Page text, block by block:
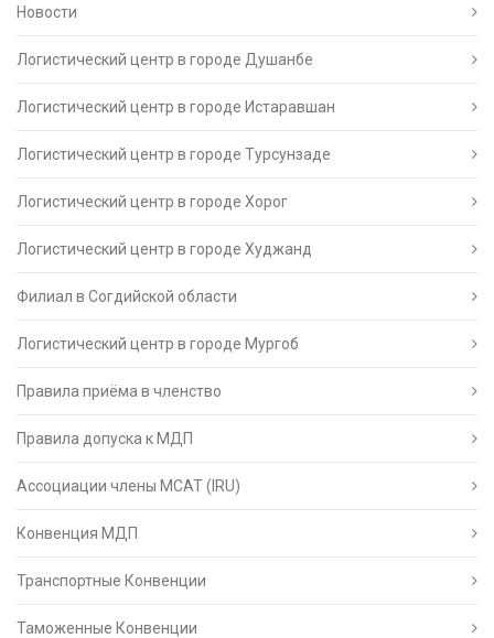
Новости
Логистический центр в городе Душанбе
Логистический центр в городе Истаравшан
Логистический центр в городе Турсунзаде
Логистический центр в городе Хорог
Логистический центр в городе Худжанд
Филиал в Согдийской области
Логистический центр в городе Мургоб
Правила приёма в членство
Правила допуска к МДП
Ассоциации члены МСАТ (IRU)
Конвенция МДП
Транспортные Конвенции
Таможенные Конвенции